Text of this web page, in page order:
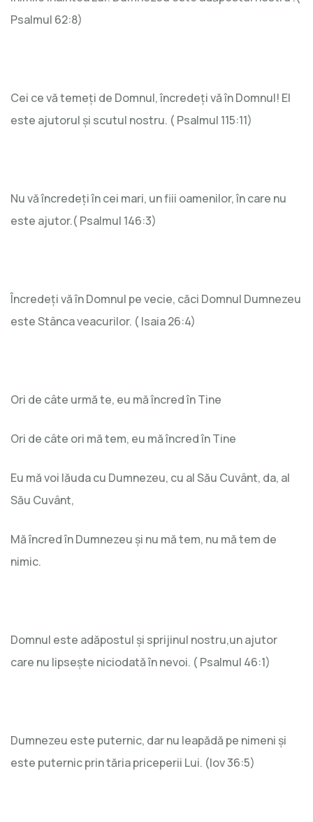
Psalmul 62:8)
Cei ce vă temeți de Domnul, încredeți vă în Domnul! El
este ajutorul și scutul nostru. ( Psalmul 115:11)
Nu vă încredeți în cei mari, un fiii oamenilor, în care nu
este ajutor.( Psalmul 146:3)
Încredeți vă în Domnul pe vecie, căci Domnul Dumnezeu
este Stânca veacurilor. ( Isaia 26:4)
Ori de câte urmă te, eu mă încred în Tine
Ori de câte ori mă tem, eu mă încred în Tine
Eu mă voi lăuda cu Dumnezeu, cu al Său Cuvânt, da, al
Său Cuvânt,
Mă încred în Dumnezeu și nu mă tem, nu mă tem de
nimic.
Domnul este adăpostul și sprijinul nostru,un ajutor
care nu lipsește niciodată în nevoi. ( Psalmul 46:1)
Dumnezeu este puternic, dar nu leapădă pe nimeni și
este puternic prin tăria priceperii Lui. (Iov 36:5)